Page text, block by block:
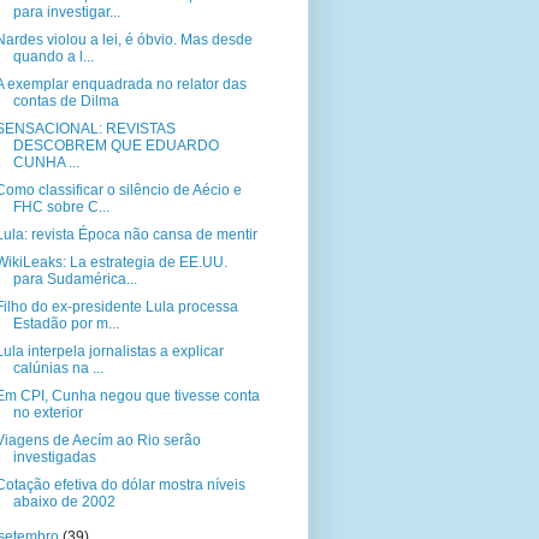
para investigar...
violou a lei, é óbvio. Mas desde
quando a l...
exemplar enquadrada no relator das
contas de Dilma
REVISTAS
DESCOBREM QUE EDUARDO
CUNHA ...
classificar o silêncio de Aécio e
FHC sobre C...
revista Época não cansa de mentir
La estrategia de EE.UU.
para Sudamérica...
do ex-presidente Lula processa
Estadão por m...
interpela jornalistas a explicar
calúnias na ...
CPI, Cunha negou que tivesse conta
no exterior
de Aecím ao Rio serão
investigadas
efetiva do dólar mostra níveis
abaixo de 2002